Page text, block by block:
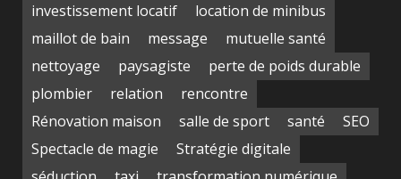
investissement locatif
location de minibus
maillot de bain
message
mutuelle santé
nettoyage
paysagiste
perte de poids durable
plombier
relation
rencontre
Rénovation maison
salle de sport santé
SEO
Spectacle de magie
Stratégie digitale